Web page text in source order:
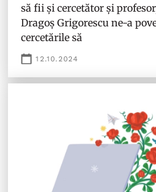
să fii și cercetător și
Dragoș Grigorescu ne-a
cercetările să
12.10.2024